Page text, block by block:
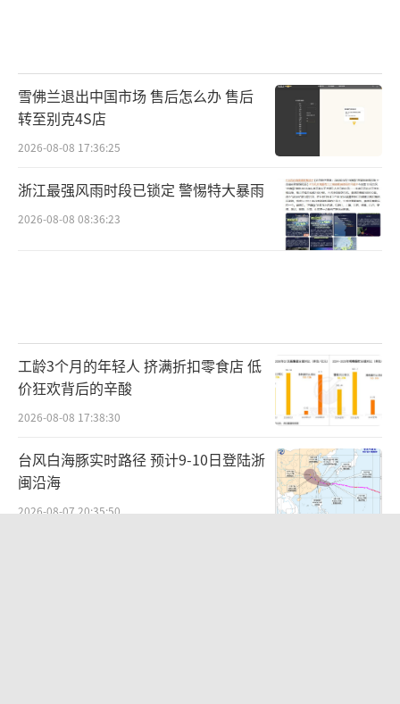
雪佛兰退出中国市场 售后怎么办 售后
转至别克4S店
2026-08-08 17:36:25
浙江最强风雨时段已锁定 警惕特大暴雨
2026-08-08 08:36:23
工龄3个月的年轻人 挤满折扣零食店 低
价狂欢背后的辛酸
2026-08-08 17:38:30
台风白海豚实时路径 预计9-10日登陆浙
闽沿海
2026-08-07 20:35:50